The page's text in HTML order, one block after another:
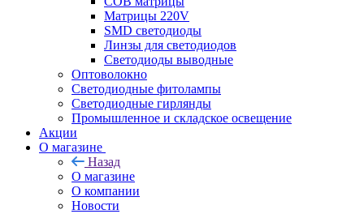
Матрицы 220V
SMD светодиоды
Линзы для светодиодов
Светодиоды выводные
Оптоволокно
Светодиодные фитолампы
Светодиодные гирлянды
Промышленное и складское освещение
Акции
О магазине
Назад
О магазине
О компании
Новости